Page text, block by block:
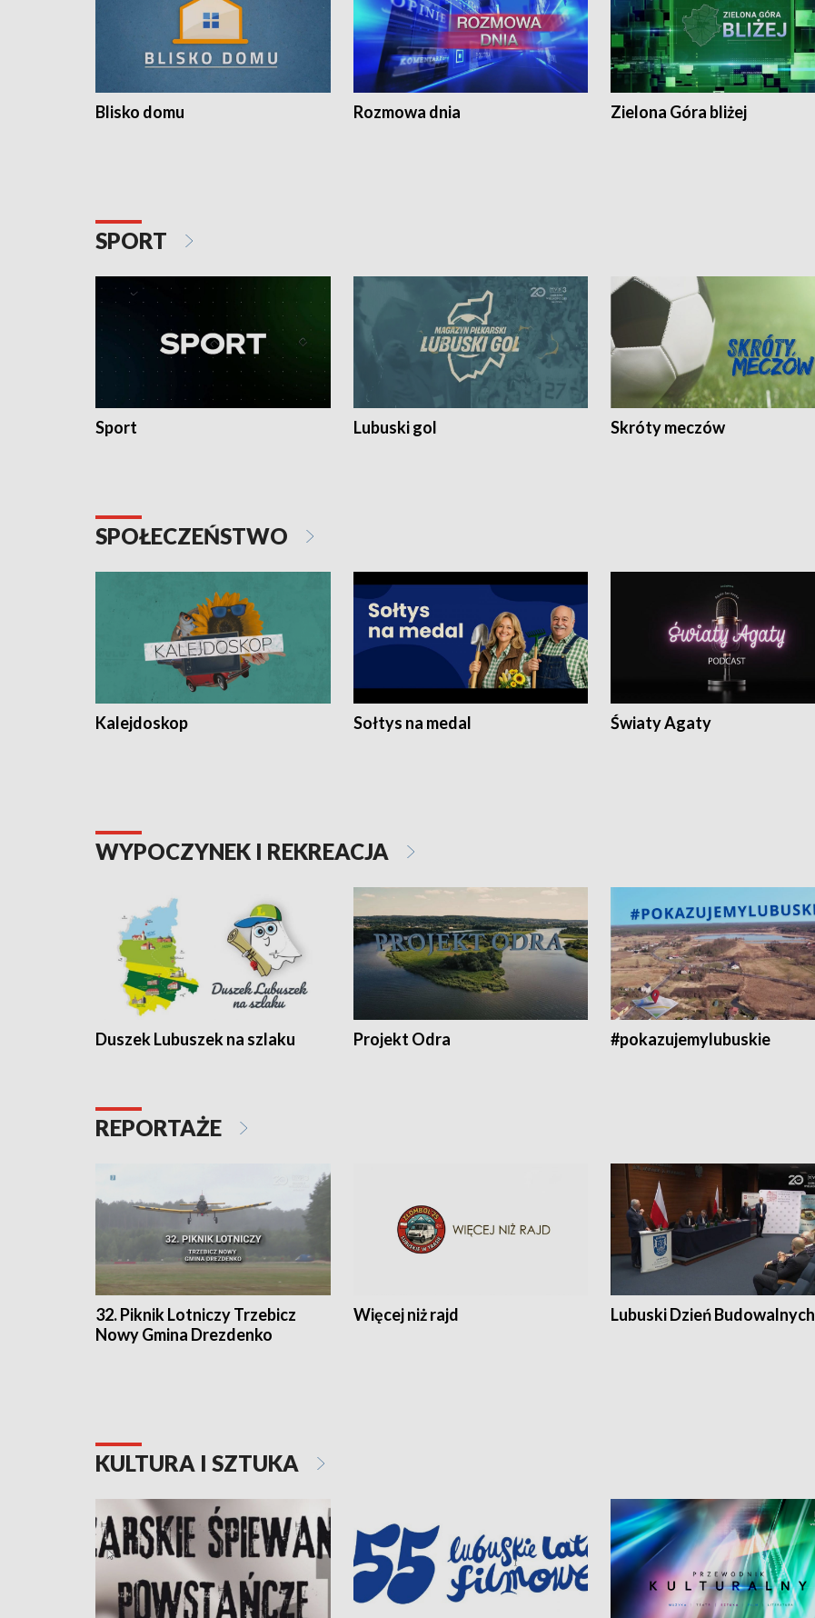
Blisko domu Rozmowa dnia Zielona Góra bliżej
SPORT
Sport Lubuski gol Skróty meczów
SPOŁECZEŃSTWO
Kalejdoskop Sołtys na medal Światy Agaty
WYPOCZYNEK I REKREACJA
Duszek Lubuszek na szlaku Projekt Odra #pokazujemylubuskie
REPORTAŻE
32. Piknik Lotniczy Trzebicz
Nowy Gmina Drezdenko
Więcej niż rajd Lubuski Dzień Budowalnych
KULTURA I SZTUKA